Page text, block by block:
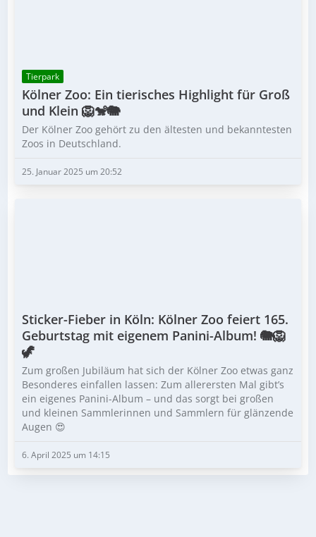
Tierpark
Kölner Zoo: Ein tierisches Highlight für Groß
und Klein 🦁🐒🐘
Der Kölner Zoo gehört zu den ältesten und bekanntesten
Zoos in Deutschland.
25. Januar 2025 um 20:52
Sticker-Fieber in Köln: Kölner Zoo feiert 165.
Geburtstag mit eigenem Panini-Album! 🐘🦁
🦖
Zum großen Jubiläum hat sich der Kölner Zoo etwas ganz
Besonderes einfallen lassen: Zum allerersten Mal gibt’s
ein eigenes Panini-Album – und das sorgt bei großen
und kleinen Sammlerinnen und Sammlern für glänzende
Augen 😍
6. April 2025 um 14:15